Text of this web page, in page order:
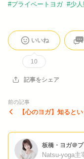
#プライベートヨガ #少
いいね
10
記事をシェア
前の記事
【心のヨガ】知ると
Natsu-yoga